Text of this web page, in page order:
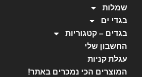
שמלות
בגדי ים
בגדים – קטגוריות
החשבון שלי
עגלת קניות
המוצרים הכי נמכרים באתר!